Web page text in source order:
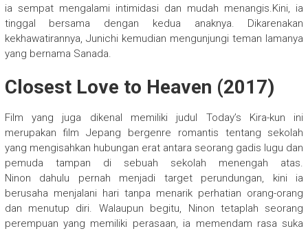
ia sempat mengalami intimidasi dan mudah menangis.Kini, ia
tinggal bersama dengan kedua anaknya. Dikarenakan
kekhawatirannya, Junichi kemudian mengunjungi teman lamanya
yang bernama Sanada.
Closest Love to Heaven (2017)
Film yang juga dikenal memiliki judul Today’s Kira-kun ini
merupakan film Jepang bergenre romantis tentang sekolah
yang mengisahkan hubungan erat antara seorang gadis lugu dan
pemuda tampan di sebuah sekolah menengah atas.
Ninon dahulu pernah menjadi target perundungan, kini ia
berusaha menjalani hari tanpa menarik perhatian orang-orang
dan menutup diri. Walaupun begitu, Ninon tetaplah seorang
perempuan yang memiliki perasaan, ia memendam rasa suka